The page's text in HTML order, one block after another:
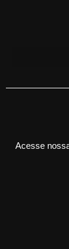
Acesse